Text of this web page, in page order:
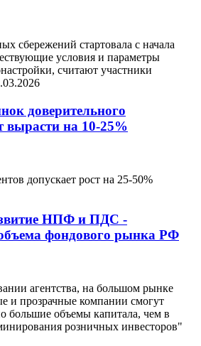
сбережений стартовала с начала
условия и параметры
считают участники
доверительного
вырасти на 10-25%
допускает рост на 25-50%
НПФ и ПДС -
фондового рынка РФ
агентства, на большом рынке
и прозрачные компании смогут
большие объемы капитала, чем в
розничных инвесторов"